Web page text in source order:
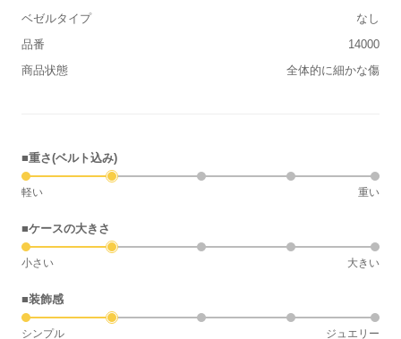
ベゼルタイプ
なし
品番
14000
商品状態
全体的に細かな傷
■重さ(ベルト込み)
軽い 重い
■ケースの大きさ
小さい 大きい
■装飾感
シンプル ジュエリー